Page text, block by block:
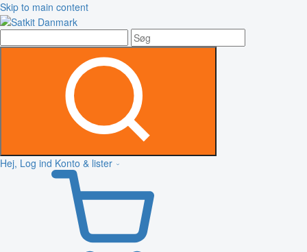
Skip to main content
Hej, Log ind Konto & lister